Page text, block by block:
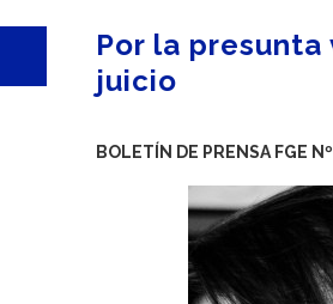
Por la
juicio
BOLETÍN DE PRENSA FGE